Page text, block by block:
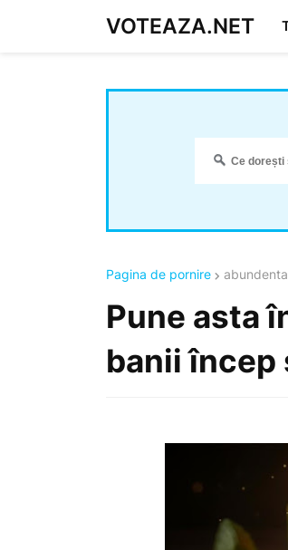
VOTEAZA.NET
Pagina de pornire abundenta
Pune asta
banii încep